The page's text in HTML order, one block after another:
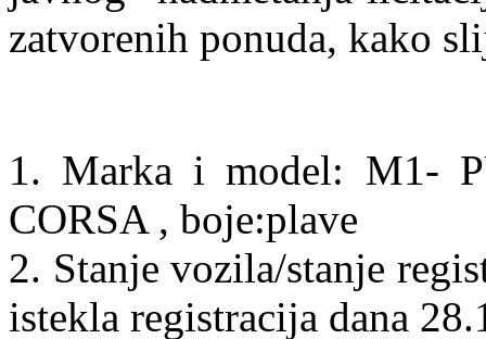
zatvorenih ponuda, kako
1. Marka i model: M1-
CORSA , boje:plave
2. Stanje vozila/stanje
istekla registracija dana